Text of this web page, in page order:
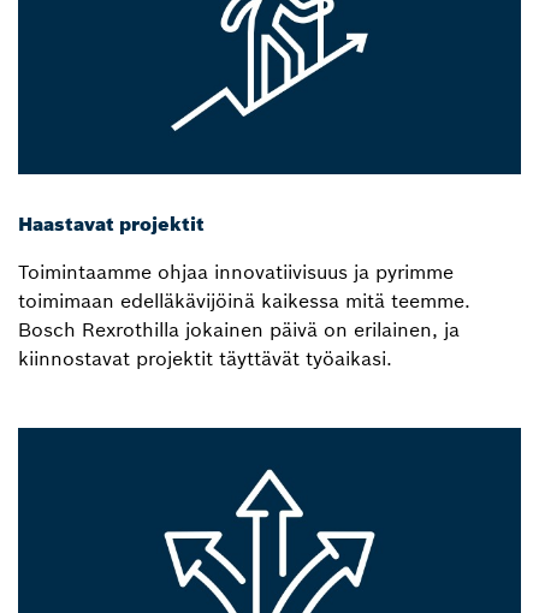
Haastavat projektit
Toimintaamme ohjaa innovatiivisuus ja pyrimme
toimimaan edelläkävijöinä kaikessa mitä teemme.
Bosch Rexrothilla jokainen päivä on erilainen, ja
kiinnostavat projektit täyttävät työaikasi.